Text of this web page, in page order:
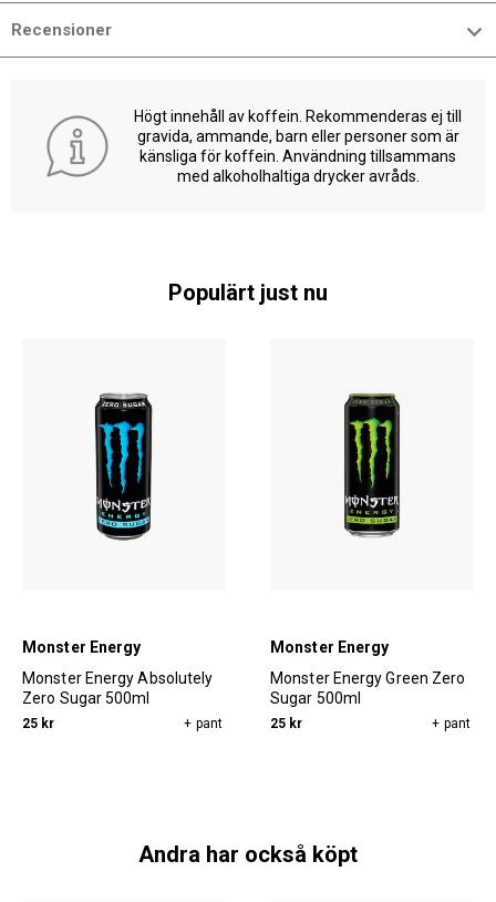
Recensioner
Högt innehåll av koffein. Rekommenderas ej till
gravida, ammande, barn eller personer som är
känsliga för koffein. Användning tillsammans
med alkoholhaltiga drycker avråds.
Populärt just nu
Monster Energy
Monster Energy Absolutely
Zero Sugar 500ml
25 kr + pant
Monster Energy
Monster Energy Green Zero
Sugar 500ml
25 kr + pant
Andra har också köpt